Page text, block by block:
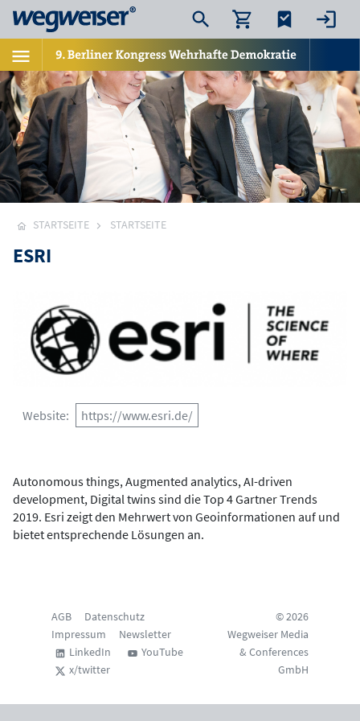
STARTSEITE STARTSEITE
ESRI
Website https://www.esri.de/
Autonomous things, Augmented analytics, AI-driven
development, Digital twins sind die Top 4 Gartner Trends
2019. Esri zeigt den Mehrwert von Geoinformationen auf und
bietet entsprechende Lösungen an.
AGB
Datenschutz
Impressum
Newsletter
LinkedIn
YouTube
x/twitter
© 2026
Wegweiser Media
& Conferences
GmbH